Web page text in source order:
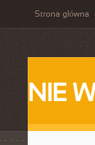
Strona główna
NIE